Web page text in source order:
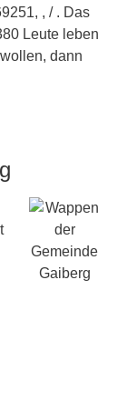
, / . Das
Leute leben
dann